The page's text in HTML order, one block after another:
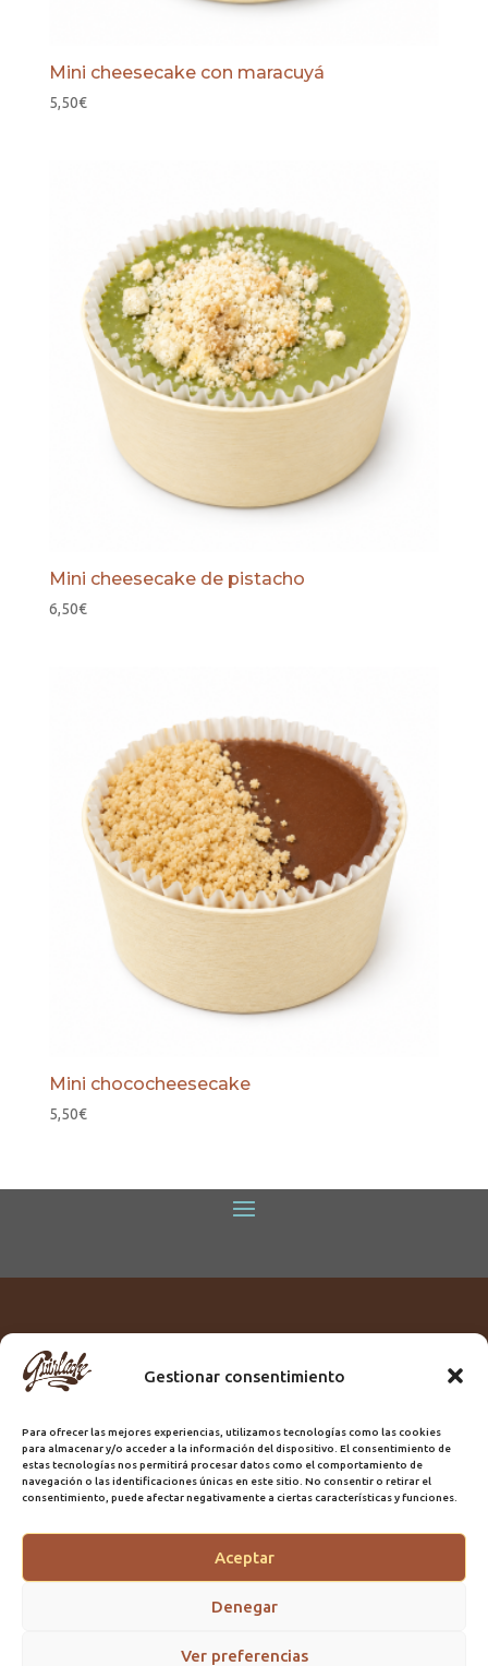
Gestionar consentimiento
Para ofrecer las mejores experiencias, utilizamos tecnologías como las cookies
para almacenar y/o acceder a la información del dispositivo. El consentimiento de
estas tecnologías nos permitirá procesar datos como el comportamiento de
navegación o las identificaciones únicas en este sitio. No consentir o retirar el
consentimiento, puede afectar negativamente a ciertas características y funciones.
Aceptar
Denegar
Ver preferencias
Mini cheesecake con maracuyá
5,50€
Mini cheesecake de pistacho
6,50€
Mini chococheesecake
5,50€
Titular:
ROME GUIRLACHE SL.
Domicilio:Calle Triana, 68
Ciudad:Las Palmas de Gran Canaria
Registro Sanitario:GC/20/PH/7192